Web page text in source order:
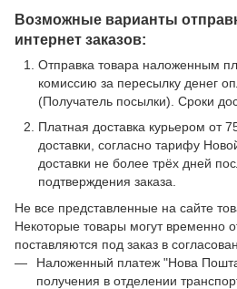
Возможные варианты
интернет заказов:
Отправка товара наложенным
комиссию за пересылку денег
(Получатель посылки). Сроки
Платная доставка курьером от
доставки, согласно тарифу
доставки не более трёх дней
подтверждения заказа.
Не все представленные на сайте
Некоторые товары могут временно
поставляются под заказ в
Наложенный платеж "Нова
получения в отделении